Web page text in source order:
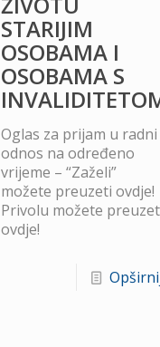
STARIJIM
OSOBAMA I
OSOBAMA S
Oglas za prijam u radni
odnos na određeno
vrijeme – “Zaželi”
možete preuzeti ovdje!
Privolu možete
ovdje!